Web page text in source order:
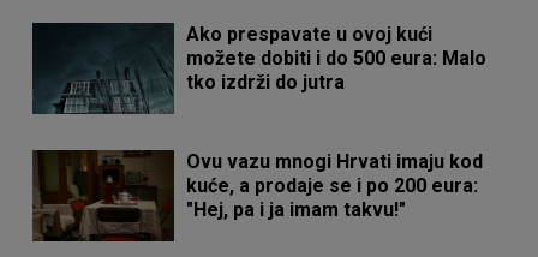
Ako prespavate u ovoj kući
možete dobiti i do 500 eura: Malo
tko izdrži do jutra
Ovu vazu mnogi Hrvati imaju kod
kuće, a prodaje se i po 200 eura:
"Hej, pa i ja imam takvu!"